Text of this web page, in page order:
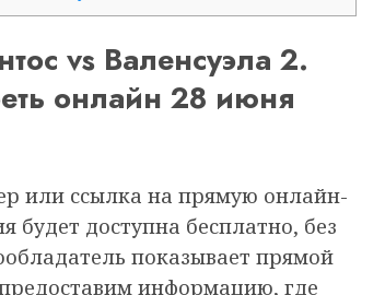
vs Валенсуэла 2.
онлайн 28 июня
или ссылка на прямую онлайн-
будет доступна бесплатно, без
показывает прямой
информацию, где